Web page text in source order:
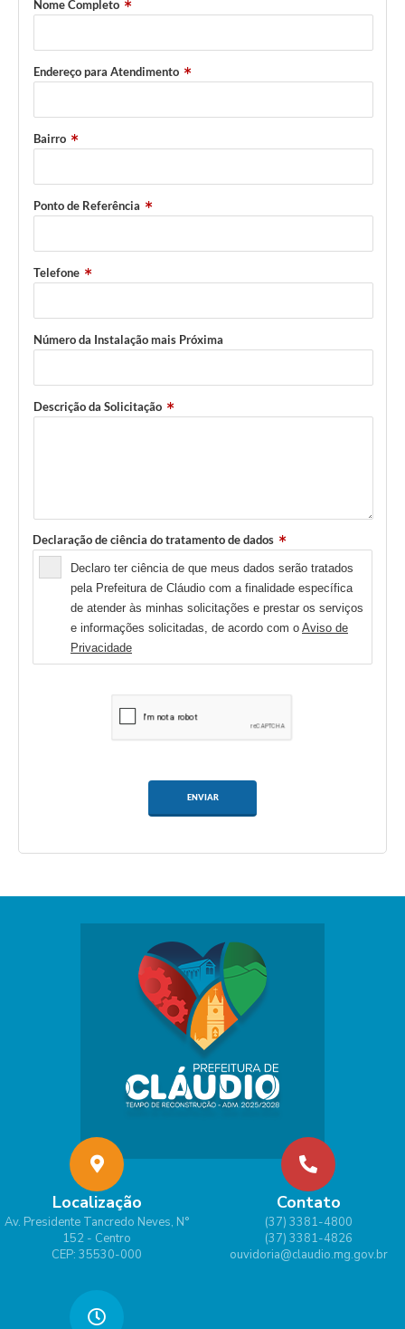
Nome Completo
Endereço para Atendimento
Bairro
Ponto de Referência
Telefone
Número da Instalação mais Próxima
Descrição da Solicitação
Declaração de ciência do tratamento de dados
Declaro ter ciência de que meus dados serão tratados
pela Prefeitura de Cláudio com a finalidade específica
de atender às minhas solicitações e prestar os serviços
e informações solicitadas, de acordo com o Aviso de
Privacidade
ENVIAR
Localização
Av. Presidente Tancredo Neves, N°
152 - Centro
CEP: 35530-000
Contato
(37) 3381-4800
(37) 3381-4826
ouvidoria@claudio.mg.gov.br